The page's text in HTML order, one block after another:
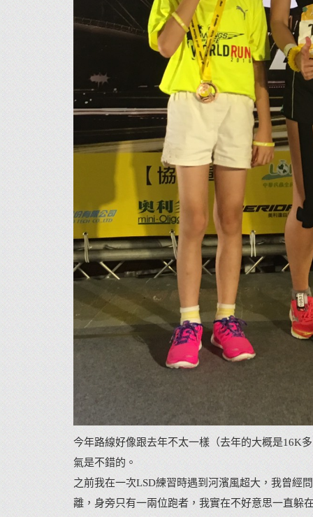
今年路線好像跟去年不太一樣（去年的大概是16K
氣是不錯的。
之前我在一次LSD練習時遇到河濱風超大，我曾經
離，身旁只有一兩位跑者，我實在不好意思一直躲